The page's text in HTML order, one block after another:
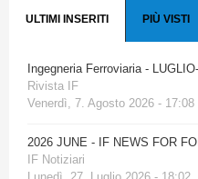
ULTIMI INSERITI PIÙ VISTI
Ingegneria Ferroviaria -
Rivista IF
Venerdì, 7. Agosto 2026 - 17:08
2026 JUNE - IF NEWS FOR
IF Notiziari